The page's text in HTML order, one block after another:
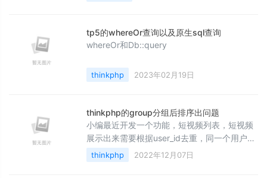
tp5的whereOr查询以及原生sql查询
whereOr和Db::query
thinkphp 2023年02月19日
thinkphp的group分组后排序出问题
小编最近开发一个功能，短视频列表，短视频
展示出来需要根据user_id去重，同一个用户不
能出现两条他的视频，于是用到group：小编
的代码开始是这样写的：
thinkphp 2022年12月07日